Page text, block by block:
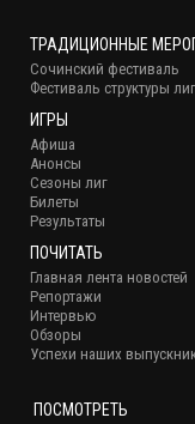
ТРАДИЦИОННЫЕ
Сочинский фестиваль
Фестиваль структуры
ИГРЫ
Афиша
Анонсы
Сезоны лиг
Билеты
Результаты
ПОЧИТАТЬ
Главная лента новостей
Репортажи
Интервью
Обзоры
Успехи наших
ПОСМОТРЕТЬ